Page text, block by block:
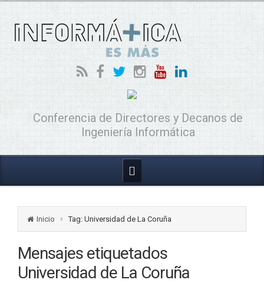
Conferencia de Directores y Decanos de
Ingeniería Informática
Inicio Tag: Universidad de La Coruña
Mensajes etiquetados
Universidad de La Coruña